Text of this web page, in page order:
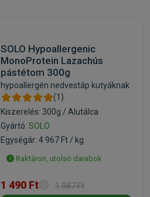
SOLO Hypoallergenic
MonoProtein Lazachús
pástétom 300g
hypoallergén nedvestáp kutyáknak
(1)
Kiszerelés: 300g / Alutálca
Gyártó: SOLO
Egységár: 4 967 Ft / kg
Raktáron, utolsó darabok
1 490 Ft 1 987 Ft